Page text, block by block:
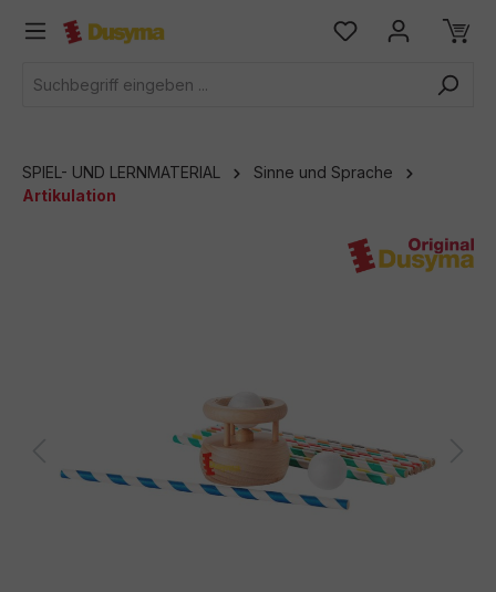
springen
SPIEL- UND LERNMATERIAL
Sinne und Sprache
Artikulation